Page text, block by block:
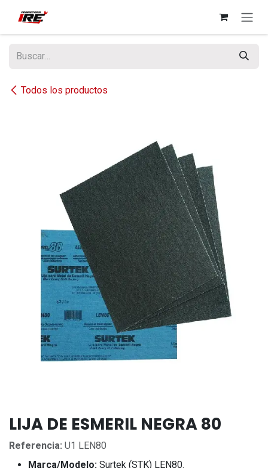
Todos los productos
LIJA DE ESMERIL NEGRA 80
Referencia: U1 LEN80
Marca/Modelo: Surtek (STK) LEN80.